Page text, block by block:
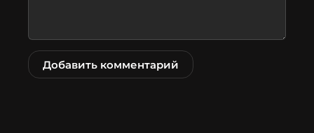
Добавить комментарий